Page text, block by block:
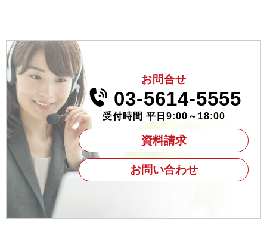
お問合せ
03-5614-5555
受付時間 平日9:00～18:00
資料請求
お問い合わせ